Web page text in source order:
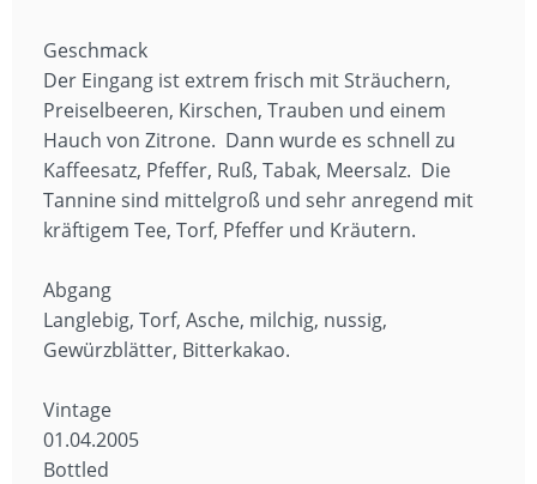
Geschmack
Der Eingang ist extrem frisch mit Sträuchern,
Preiselbeeren, Kirschen, Trauben und einem
Hauch von Zitrone. Dann wurde es schnell zu
Kaffeesatz, Pfeffer, Ruß, Tabak, Meersalz. Die
Tannine sind mittelgroß und sehr anregend mit
kräftigem Tee, Torf, Pfeffer und Kräutern.
Abgang
Langlebig, Torf, Asche, milchig, nussig,
Gewürzblätter, Bitterkakao.
Vintage
01.04.2005
Bottled